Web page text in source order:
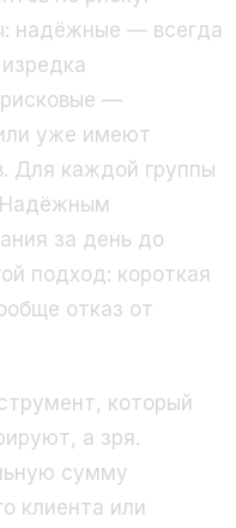
надёжные — всегда
—
уже имеют
Для каждой группы
Надёжным
за день до
подход: короткая
отказ от
который
а зря.
сумму
клиента или